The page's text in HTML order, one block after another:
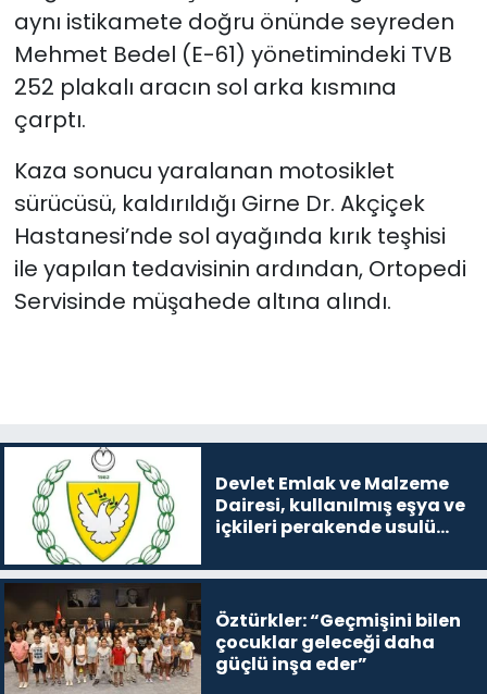
aynı istikamete doğru önünde seyreden
Mehmet Bedel (E-61) yönetimindeki TVB
252 plakalı aracın sol arka kısmına
çarptı.
Kaza sonucu yaralanan motosiklet
sürücüsü, kaldırıldığı Girne Dr. Akçiçek
Hastanesi’nde sol ayağında kırık teşhisi
ile yapılan tedavisinin ardından, Ortopedi
Servisinde müşahede altına alındı.
Devlet Emlak ve Malzeme
Dairesi, kullanılmış eşya ve
içkileri perakende usulü
Öztürkler: “Geçmişini bilen
çocuklar geleceği daha
güçlü inşa eder”